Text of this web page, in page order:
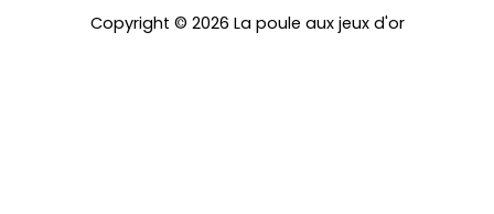
Copyright © 2026 La poule aux jeux d'or